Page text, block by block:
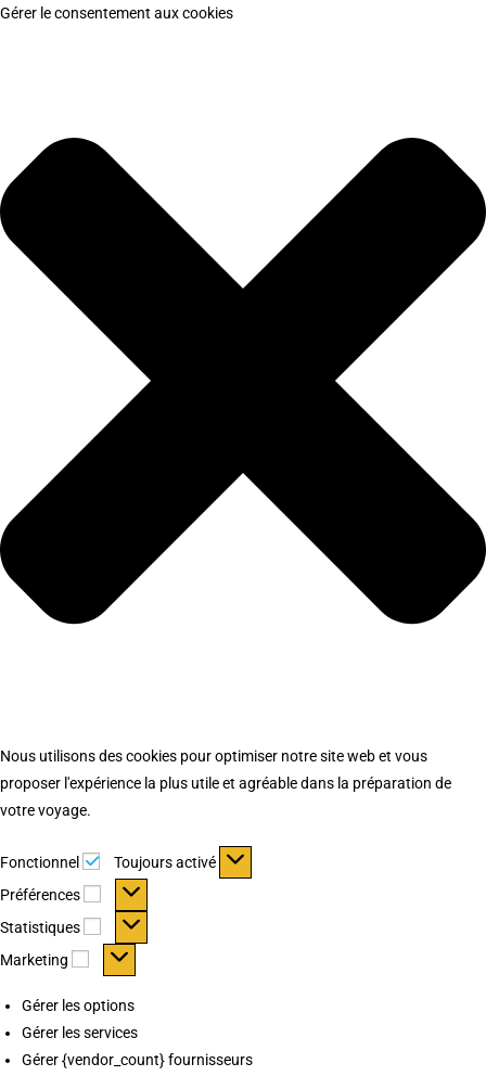
Gérer le consentement aux cookies
Nous utilisons des cookies pour optimiser notre site web et vous
proposer l'expérience la plus utile et agréable dans la préparation de
votre voyage.
Fonctionnel Fonctionnel
Toujours activé
Préférences
Préférences
Statistiques Statistiques
Marketing Marketing
Gérer les options
Gérer les services
Gérer {vendor_count} fournisseurs